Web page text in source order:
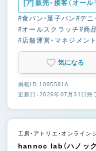
[ア] 販売・接客（オール
#食パン・菓子パン #デニ
#オールスクラッチ #商
#店舗運営・マネジメント
気になる
掲載ID 1005581A
更新日：2026年07月31日終
工房・アトリエ・オンライン
hannoc lab（ハノック